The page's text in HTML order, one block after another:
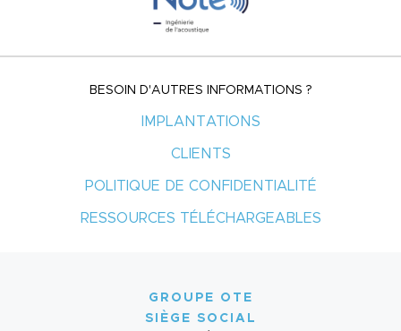
BESOIN D'AUTRES INFORMATIONS ?
IMPLANTATIONS
CLIENTS
POLITIQUE DE CONFIDENTIALITÉ
RESSOURCES TÉLÉCHARGEABLES
GROUPE OTE
SIÈGE SOCIAL